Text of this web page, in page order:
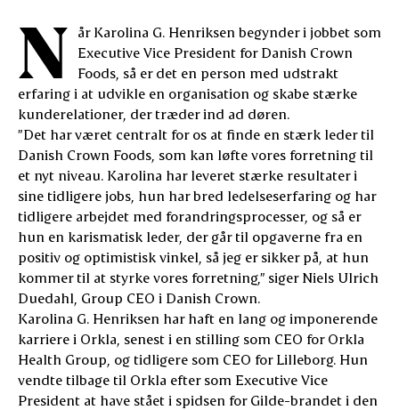
N
år Karolina G. Henriksen begynder i jobbet som
Executive Vice President for Danish Crown
Foods, så er det en person med udstrakt
erfaring i at udvikle en organisation og skabe stærke
kunderelationer, der træder ind ad døren.
”Det har været centralt for os at finde en stærk leder til
Danish Crown Foods, som kan løfte vores forretning til
et nyt niveau. Karolina har leveret stærke resultater i
sine tidligere jobs, hun har bred ledelseserfaring og har
tidligere arbejdet med forandringsprocesser, og så er
hun en karismatisk leder, der går til opgaverne fra en
positiv og optimistisk vinkel, så jeg er sikker på, at hun
kommer til at styrke vores forretning,” siger Niels Ulrich
Duedahl, Group CEO i Danish Crown.
Karolina G. Henriksen har haft en lang og imponerende
karriere i Orkla, senest i en stilling som CEO for Orkla
Health Group, og tidligere som CEO for Lilleborg. Hun
vendte tilbage til Orkla efter som Executive Vice
President at have stået i spidsen for Gilde-brandet i den